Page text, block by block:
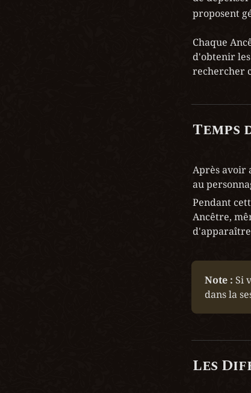
proposent
Chaque
d'obtenir les
rechercher
Temps
Après avoir
au
Pendant
Ancêtre,
Note : Si
dans la
Les